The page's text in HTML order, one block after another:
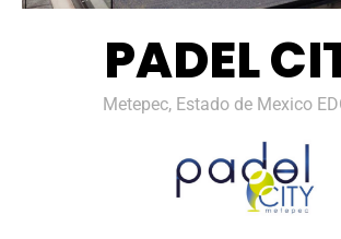
PADEL
Metepec, Estado de Mexico